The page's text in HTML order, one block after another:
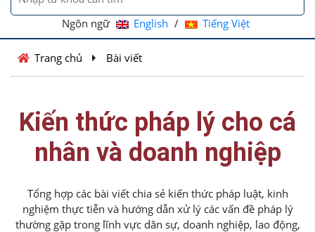
Ngôn ngữ English / Tiếng Việt
Trang chủ Bài viết
Kiến thức pháp lý cho cá
nhân và doanh nghiệp
Tổng hợp các bài viết chia sẻ kiến thức pháp luật, kinh
nghiệm thực tiễn và hướng dẫn xử lý các vấn đề pháp lý
thường gặp trong lĩnh vực dân sự, doanh nghiệp, lao động,